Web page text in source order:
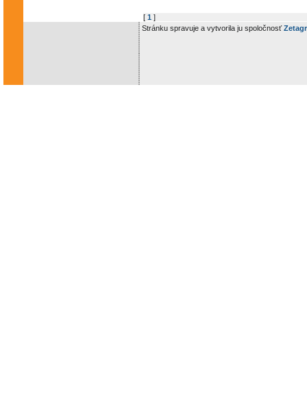
[ 1 ]
Stránku spravuje a vytvorila ju spoločnosť